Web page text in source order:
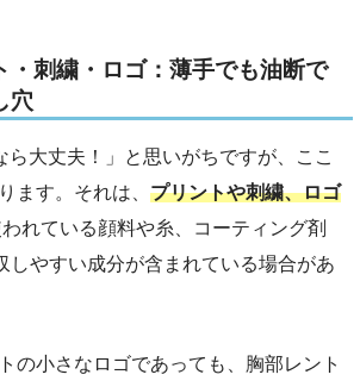
・刺繍・ロゴ：薄手でも油断で
穴
ら大丈夫！」と思いがちですが、ここ
ます。それは、 プリントや刺繍、ロゴ
れている顔料や糸、コーティング剤
しやすい成分が含まれている場合があ
の小さなロゴであっても、胸部レント